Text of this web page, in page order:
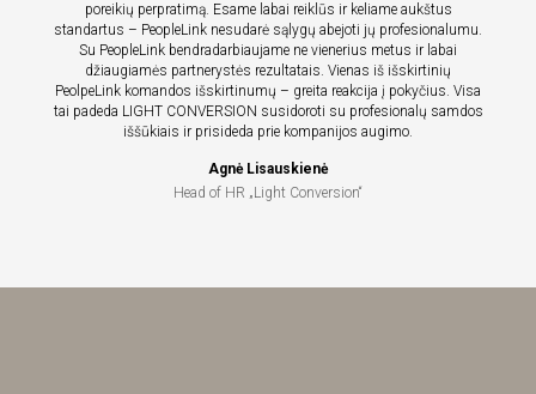
poreikių perpratimą. Esame labai reiklūs ir keliame aukštus
standartus – PeopleLink nesudarė sąlygų abejoti jų profesionalumu.
Su PeopleLink bendradarbiaujame ne vienerius metus ir labai
džiaugiamės partnerystės rezultatais. Vienas iš išskirtinių
PeolpeLink komandos išskirtinumų – greita reakcija į pokyčius. Visa
tai padeda LIGHT CONVERSION susidoroti su profesionalų samdos
iššūkiais ir prisideda prie kompanijos augimo.
Agnė Lisauskienė
Head of HR „Light Conversion“